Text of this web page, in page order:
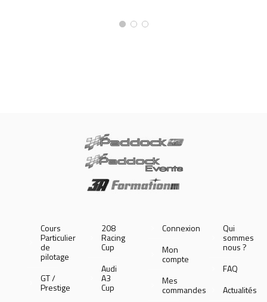
Cours
Particulier
de
pilotage
GT /
Prestige
208
Racing
Cup
Audi
A3
Cup
Connexion
Mon
compte
Mes
commandes
Qui
sommes
nous ?
FAQ
Actualités